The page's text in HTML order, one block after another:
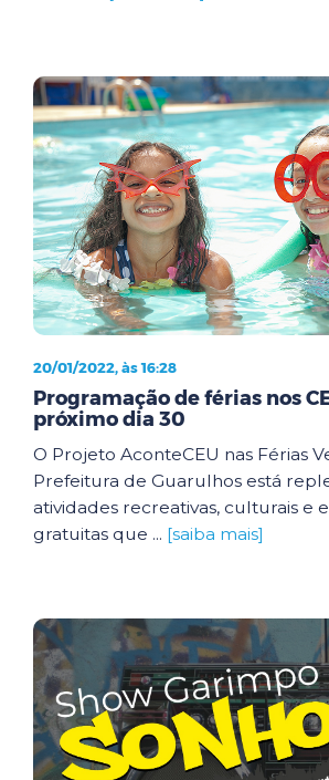
20/01/2022, às 16:28
Programação de férias nos
próximo dia 30
O Projeto AconteCEU nas Férias
Prefeitura de Guarulhos está
atividades recreativas, culturais e
gratuitas que ... [saiba mais]